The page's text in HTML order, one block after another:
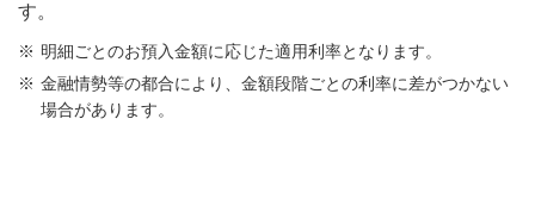
す。
明細ごとのお預入金額に応じた適用利率となります。
金融情勢等の都合により、金額段階ごとの利率に差がつかない
場合があります。